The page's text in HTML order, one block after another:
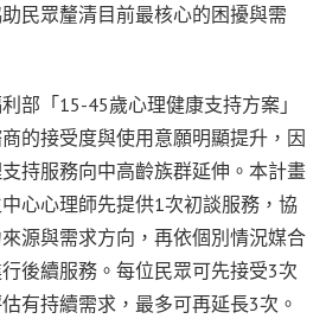
民眾釐清目前最核心的困擾與需
部「15-45歲心理健康支持方案」
的接受度與使用意願明顯提升，因
持服務向中高齡族群延伸。本計畫
心心理師先提供1次初談服務，協
源與需求方向，再依個別情況媒合
後續服務。每位民眾可先接受3次
有持續需求，最多可再延長3次。